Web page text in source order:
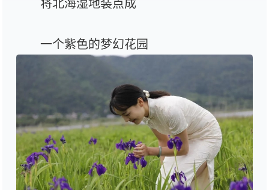
将北海湿地装点成
一个紫色的梦幻花园